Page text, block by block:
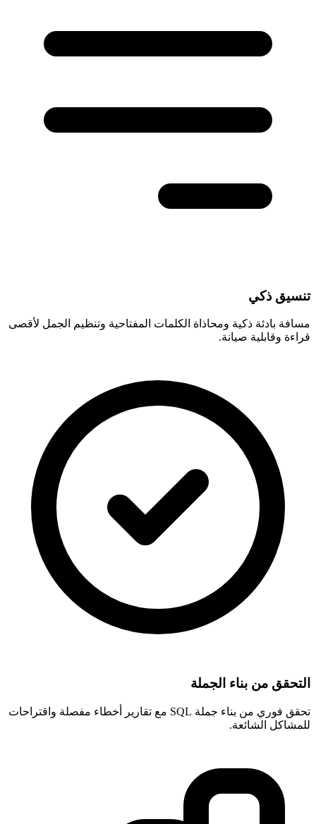
تنسيق ذكي
مسافة بادئة ذكية ومحاذاة الكلمات المفتاحية وتنظيم الجمل لأقصى
قراءة وقابلية صيانة.
التحقق من بناء الجملة
تحقق فوري من بناء جملة SQL مع تقارير أخطاء مفصلة واقتراحات
للمشاكل الشائعة.